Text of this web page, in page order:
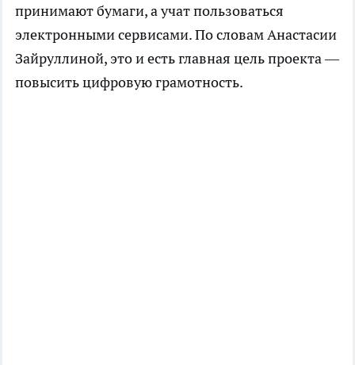
принимают бумаги, а учат пользоваться
электронными сервисами. По словам Анастасии
Зайруллиной, это и есть главная цель проекта —
повысить цифровую грамотность.